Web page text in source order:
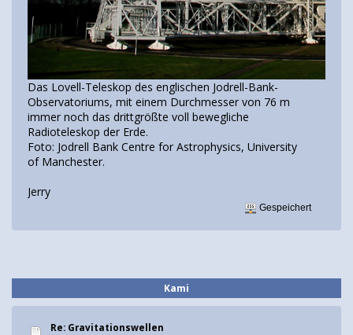
Das Lovell-Teleskop des englischen Jodrell-Bank-
Observatoriums, mit einem Durchmesser von 76 m
immer noch das drittgrößte voll bewegliche
Radioteleskop der Erde.
Foto: Jodrell Bank Centre for Astrophysics, University
of Manchester.
Jerry
Gespeichert
Kami
Re: Gravitationswellen